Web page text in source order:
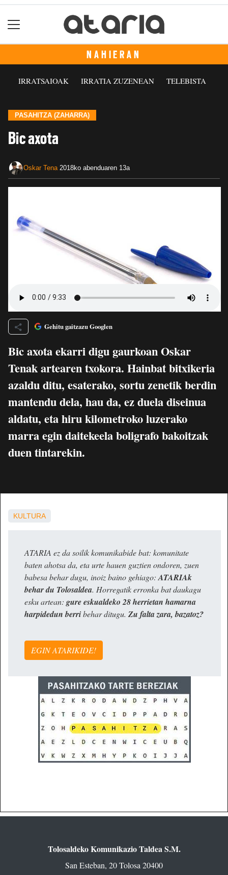
NAHIERAN
IRRATSAIOAK IRRATIA ZUZENEAN TELEBISTA
PASAHITZA (ZAHARRA)
Bic axota
Oskar Tena 2018ko abenduaren 13a
Gehitu gaitzazu Googlen
Bic axota ekarri digu gaurkoan Oskar
Tenak artearen txokora. Hainbat bitxikeria
azaldu ditu, esaterako, sortu zenetik berdin
mantendu dela, hau da, ez duela diseinua
aldatu, eta hiru kilometroko luzerako
marra egin daitekeela boligrafo bakoitzak
duen tintarekin.
KULTURA
ATARIA ez da soilik komunikabide bat: komunitate
baten ahotsa da, eta urte hauen guztien ondoren, zuen
babesa behar dugu, inoiz baino gehiago: ATARIAk
behar du Tolosaldea. Horregatik erronka bat daukagu
esku artean: gure eskualdeko 28 herrietan hamarna
harpidedun berribehar ditugu. Zu falta zara, bazatoz?
EGIN ATARIKIDE!
Tolosaldeko Komunikazio Taldea S.M.
San Esteban, 20 Tolosa 20400